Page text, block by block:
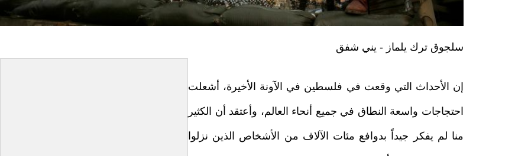
سلجوق ترك يلماز - يني شفق
إن الأحداث التي وقعت في فلسطين في الآونة الأخيرة، أشعلت
احتجاجات واسعة النطاق في جميع أنحاء العالم، وأعتقد أن الكثير
منا لم يفكر جيداً بدوافع مئات الآلاف من الأشخاص الذين نزلوا